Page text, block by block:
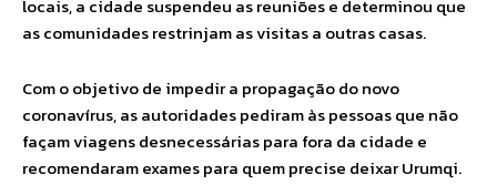
locais, a cidade suspendeu as reuniões e determinou que
as comunidades restrinjam as visitas a outras casas.
Com o objetivo de impedir a propagação do novo
coronavírus, as autoridades pediram às pessoas que não
façam viagens desnecessárias para fora da cidade e
recomendaram exames para quem precise deixar Urumqi.